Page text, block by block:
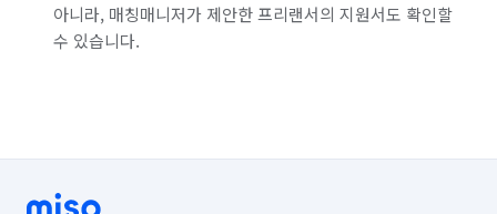
아니라, 매칭매니저가 제안한 프리랜서의 지원서도 확인할
수 있습니다.